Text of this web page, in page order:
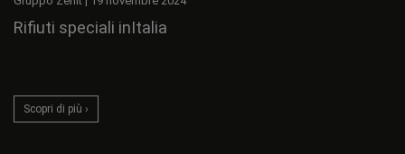
Rifiuti speciali inItalia
Scopri di più ›